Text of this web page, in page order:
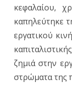
κεφαλαίου,
καπηλεύτηκε
εργατικού
ζημιά στην
στρώματα της